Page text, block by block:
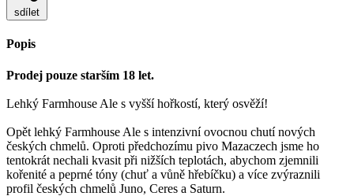
sdílet
Popis
Prodej pouze starším 18 let.
Lehký Farmhouse Ale s vyšší hořkostí, který osvěží!
Opět lehký Farmhouse Ale s intenzivní ovocnou chutí nových
českých chmelů. Oproti předchozímu pivo Mazaczech jsme ho
tentokrát nechali kvasit při nižších teplotách, abychom zjemnili
kořenité a peprné tóny (chuť a vůně hřebíčku) a více zvýraznili
profil českých chmelů Juno, Ceres a Saturn.